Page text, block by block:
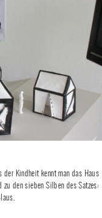
Kindheit kennt man das Haus
den sieben Silben des Satzes: